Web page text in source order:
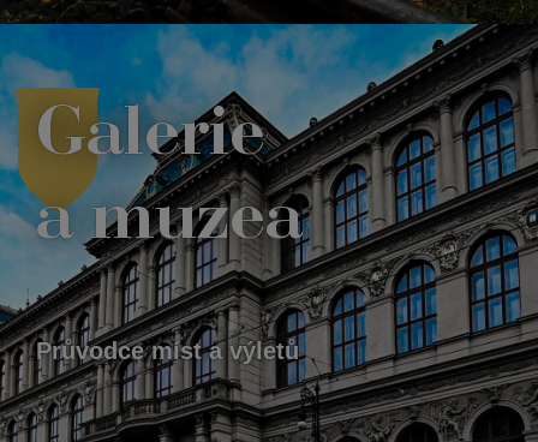
Galerie
a muzea
Průvodce míst a výletů